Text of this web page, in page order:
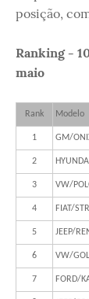
posição,
Ranking -
maio
Rank Modelo
1 GM/
2
3 VW/
4 FIAT/
5 JEEP/
6 VW/GOL
7 FORD/